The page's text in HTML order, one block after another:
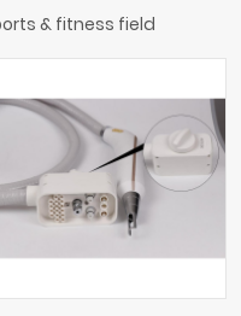
& fitness field.